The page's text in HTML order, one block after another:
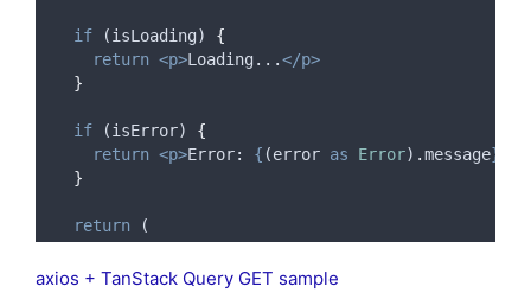
if (isLoading) {
return <p>Loading...</p>
}
if (isError) {
return <p>Error: { (error as Error) .message}</
}
return (
<h1>Products</h1>
axios + TanStack Query GET sample